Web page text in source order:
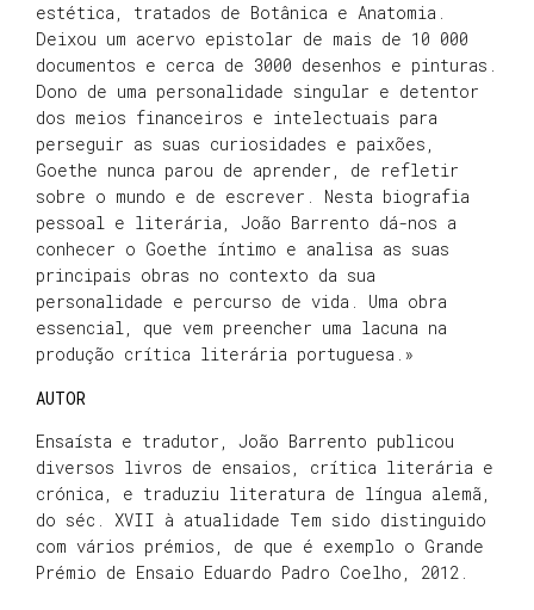
estética, tratados de Botânica e Anatomia.
Deixou um acervo epistolar de mais de 10 000
documentos e cerca de 3000 desenhos e pinturas.
Dono de uma personalidade singular e detentor
dos meios financeiros e intelectuais para
perseguir as suas curiosidades e paixões,
Goethe nunca parou de aprender, de refletir
sobre o mundo e de escrever. Nesta biografia
pessoal e literária, João Barrento dá-nos a
conhecer o Goethe íntimo e analisa as suas
principais obras no contexto da sua
personalidade e percurso de vida. Uma obra
essencial, que vem preencher uma lacuna na
produção crítica literária portuguesa.»
AUTOR
Ensaísta e tradutor, João Barrento publicou
diversos livros de ensaios, crítica literária e
crónica, e traduziu literatura de língua alemã,
do séc. XVII à atualidade Tem sido distinguido
com vários prémios, de que é exemplo o Grande
Prémio de Ensaio Eduardo Padro Coelho, 2012.